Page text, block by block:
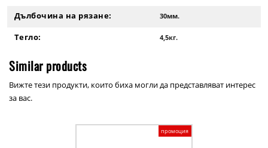
Дълбочина на рязане: 30мм.
Тегло: 4,5кг.
Similar products
Вижте тези продукти, които биха могли да представляват интерес
за вас.
промоция